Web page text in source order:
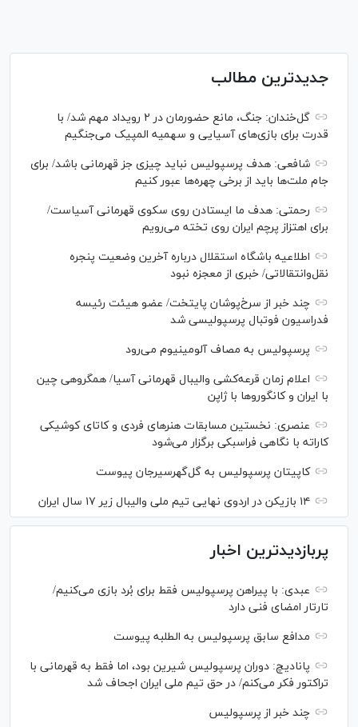
جدیدترین مطالب
گل‌خندان: جنگ، مانع حضورمان در ۲ رویداد مهم شد/ با
قدرت برای بازی‌های آسیایی و سهمیه المپیک می‌جنگیم
شافعی: هدف پرسپولیس نباید چیزی جز قهرمانی باشد/ برای
جام ملت‌ها باید از برخی چهره‌ها عبور کنیم
رحمتی: هدف ما ایستادن روی سکوی قهرمانی آسیاست/
برای اهتزاز پرچم ایران روی تخته می‌رویم
اطلاعیه باشگاه استقلال درباره آخرین وضعیت پنجره
نقل‌وانتقالاتی/ خبری از معجزه نبود
چند خبر از سرخ‌پوشان پایتخت/ عضو هیئت رئیسه
فدراسیون فوتبال پرسپولیسی شد
پرسپولیس به مصاف آلومینیوم می‌رود
اعلام زمان قرعه‌کشی والیبال قهرمانی آسیا/ همگروهی چین
با ایران و کانگورو‌ها با ژاپن
عنصری: نخستین مسابقات هنر‌های فردی و کاتای کوشیکی
کاراته با نگاهی فراسبکی برگزار می‌شود
کاپیتان پرسپولیس به گل‌گهرسیرجان پیوست
۱۴ بازیکن در اردوی نهایی تیم ملی والیبال زیر ۱۷ سال ایران
پربازدیدترین اخبار
عبدی: با پیراهن پرسپولیس فقط برای بُرد بازی می‌کنیم/
تارتار امضای فنی دارد
مدافع سابق پرسپولیس به الطلبه پیوست
پانادیچ: دوران پرسپولیس شیرین بود، اما فقط به قهرمانی با
تراکتور فکر می‌کنم/ در حق تیم ملی ایران اجحاف شد
چند خبر از پرسپولیس